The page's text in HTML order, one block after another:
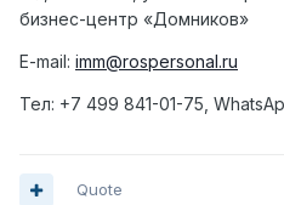
бизнес-центр «Домников»
E-mail: imm@rospersonal.ru
Тел: +7 499 841-01-75,
Quote